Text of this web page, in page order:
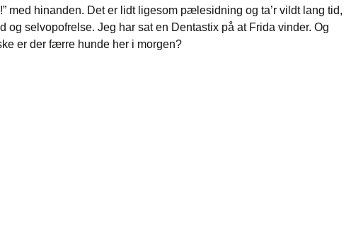
med hinanden. Det er lidt ligesom pælesidning og ta’r vildt lang tid,
og selvopofrelse. Jeg har sat en Dentastix på at Frida vinder. Og
er der færre hunde her i morgen?